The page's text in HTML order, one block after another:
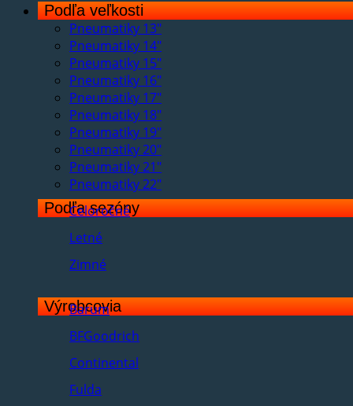
Podľa veľkosti
Pneumatiky 13"
Pneumatiky 14"
Pneumatiky 15"
Pneumatiky 16"
Pneumatiky 17"
Pneumatiky 18"
Pneumatiky 19"
Pneumatiky 20"
Pneumatiky 21"
Pneumatiky 22"
Podľa sezóny
Celoročné
Letné
Zimné
Výrobcovia
Barum
BFGoodrich
Continental
Fulda